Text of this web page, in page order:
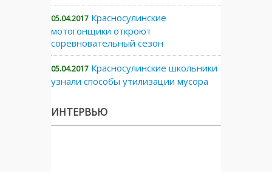
05.04.2017 Красносулинские
мотогонщики откроют
соревновательный сезон
05.04.2017 Красносулинские школьники
узнали способы утилизации мусора
ИНТЕРВЬЮ